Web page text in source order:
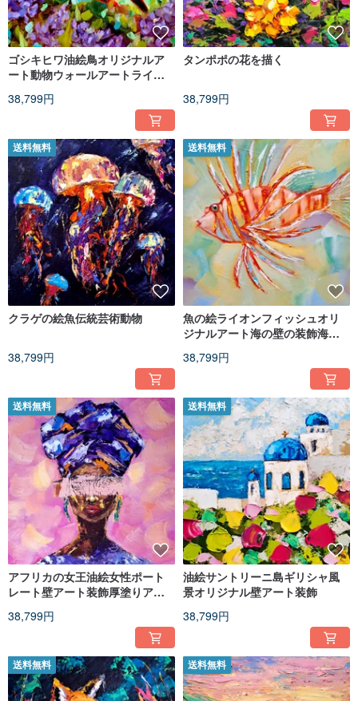
ゴシキヒワ油絵鳥オリジナルア
ート動物ウォールアートライラ
38,799円
タンポポの花を描く
38,799円
送料無料
クラゲの絵魚伝統芸術動物
38,799円
送料無料
魚の絵ライオンフィッシュオリ
ジナルアート海の壁の装飾海の
38,799円
送料無料
アフリカの女王油絵女性ポート
レート壁アート装飾厚塗りアー
38,799円
送料無料
油絵サントリーニ島ギリシャ風
景オリジナル壁アート装飾
38,799円
送料無料 送料無料